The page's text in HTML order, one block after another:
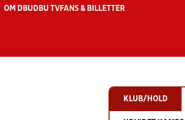
OM DBU DBU TV FANS & BILLETTER
KLUB/HOLD